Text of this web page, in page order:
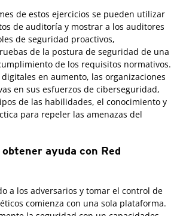
de estos ejercicios se pueden utilizar
de auditoría y mostrar a los auditores
de seguridad proactivos,
de la postura de seguridad de una
de los requisitos normativos.
en aumento, las organizaciones
en sus esfuerzos de ciberseguridad,
de las habilidades, el conocimiento y
para repeler las amenazas del
ayuda con Red
a los adversarios y tomar el control de
comienza con una sola plataforma.